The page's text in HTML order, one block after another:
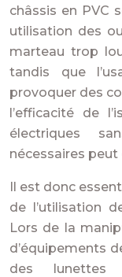
châssis en PVC
utilisation des
marteau trop
tandis que
provoquer des
l’efficacité de
électriques
nécessaires
Il est donc
de l’utilisation
Lors de la
d’équipements
des lunettes